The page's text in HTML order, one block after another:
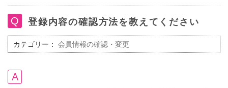
登録内容の確認方法を教えてください
カテゴリー： 会員情報の確認・変更